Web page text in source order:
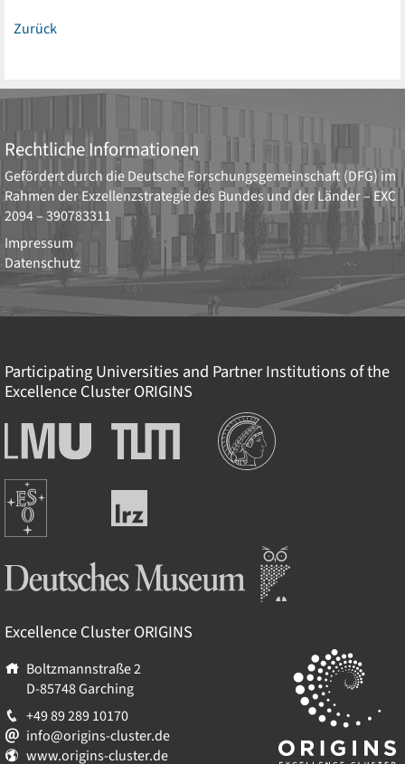
Zurück
Rechtliche Informationen
Gefördert durch dieDeutsche Forschungsgemeinschaft (DFG) im
Rahmen der Exzellenzstrategie des Bundes und der Länder – EXC
2094 – 390783311
Impressum
Datenschutz
Participating Universities and Partner Institutions of the
Excellence ClusterORIGINS
Ludwig-
Maximilians-
München
Technische
Universität
Institutionen
Europäische
Südsternwarte
Leibniz-
Rechenzentrum
Excellence ClusterORIGINS
Boltzmannstraße 2
D-85748Garching
+49 89 289 10170
info@origins-cluster.de
www.origins-cluster.de